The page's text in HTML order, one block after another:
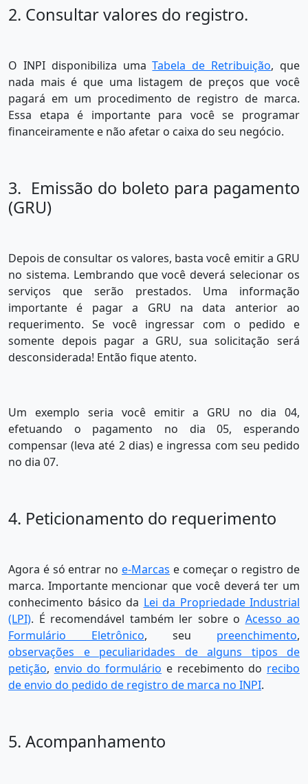
2. Consultar valores do registro.
O INPI disponibiliza umaTabela de Retribuição, que
nada mais é que uma listagem de preços que você
pagará em um procedimento de registro de marca.
Essa etapa é importante para você se programar
financeiramente e não afetar o caixa do seu negócio.
3. Emissão do boleto para pagamento
(GRU)
Depois de consultar os valores, basta você emitir a GRU
no sistema. Lembrando que você deverá selecionar os
serviços que serão prestados. Uma informação
importante é pagar a GRU na data anterior ao
requerimento. Se você ingressar com o pedido e
somente depois pagar a GRU, sua solicitação será
desconsiderada! Então fique atento.
Um exemplo seria você emitir a GRU no dia 04,
efetuando o pagamento no dia 05, esperando
compensar (leva até 2 dias) e ingressa com seu pedido
no dia 07.
4. Peticionamento do requerimento
Agora é só entrar no e-Marcas e começar o registro de
marca. Importante mencionar que você deverá ter um
conhecimento básico da Lei da Propriedade Industrial
(LPI). É recomendável também ler sobre o Acesso ao
Formulário Eletrônico, seu preenchimento,
observações e peculiaridades de alguns tipos de
petição, envio do formulário e recebimento do recibo
de envio do pedido de registro de marca no INPI.
5. Acompanhamento